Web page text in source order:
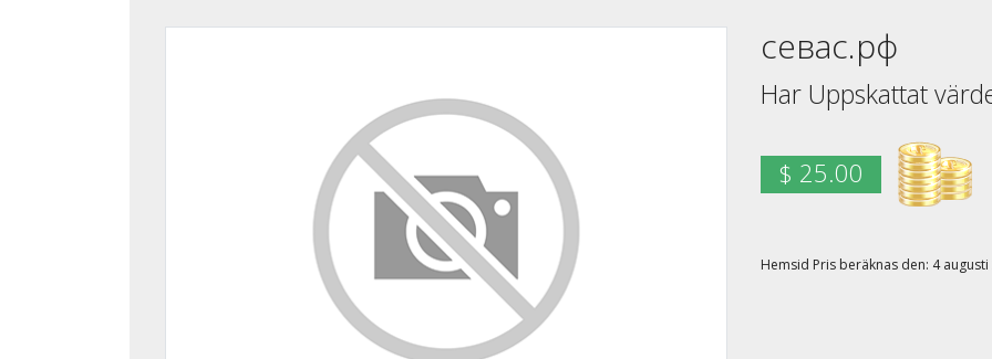
севас.рф
Har Uppskattat
$ 25.00
Hemsid Pris beräknas den: 4